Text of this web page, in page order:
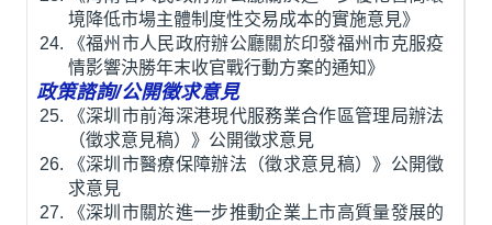
境降低市場主體制度性交易成本的實施意見》
《福州市人民政府辦公廳關於印發福州市克服疫
情影響決勝年末收官戰行動方案的通知》
政策諮詢/公開徵求意見
《深圳市前海深港現代服務業合作區管理局辦法
（徵求意見稿）》公開徵求意見
《深圳市醫療保障辦法（徵求意見稿）》公開徵
求意見
《深圳市關於進一步推動企業上市高質量發展的